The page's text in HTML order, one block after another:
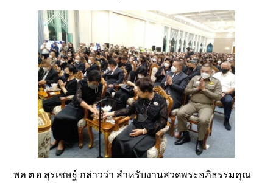
พล.ต.อ.สุรเชษฐ์ กล่าวว่า สำหรับงานสวดพระอภิธรรมคุณ